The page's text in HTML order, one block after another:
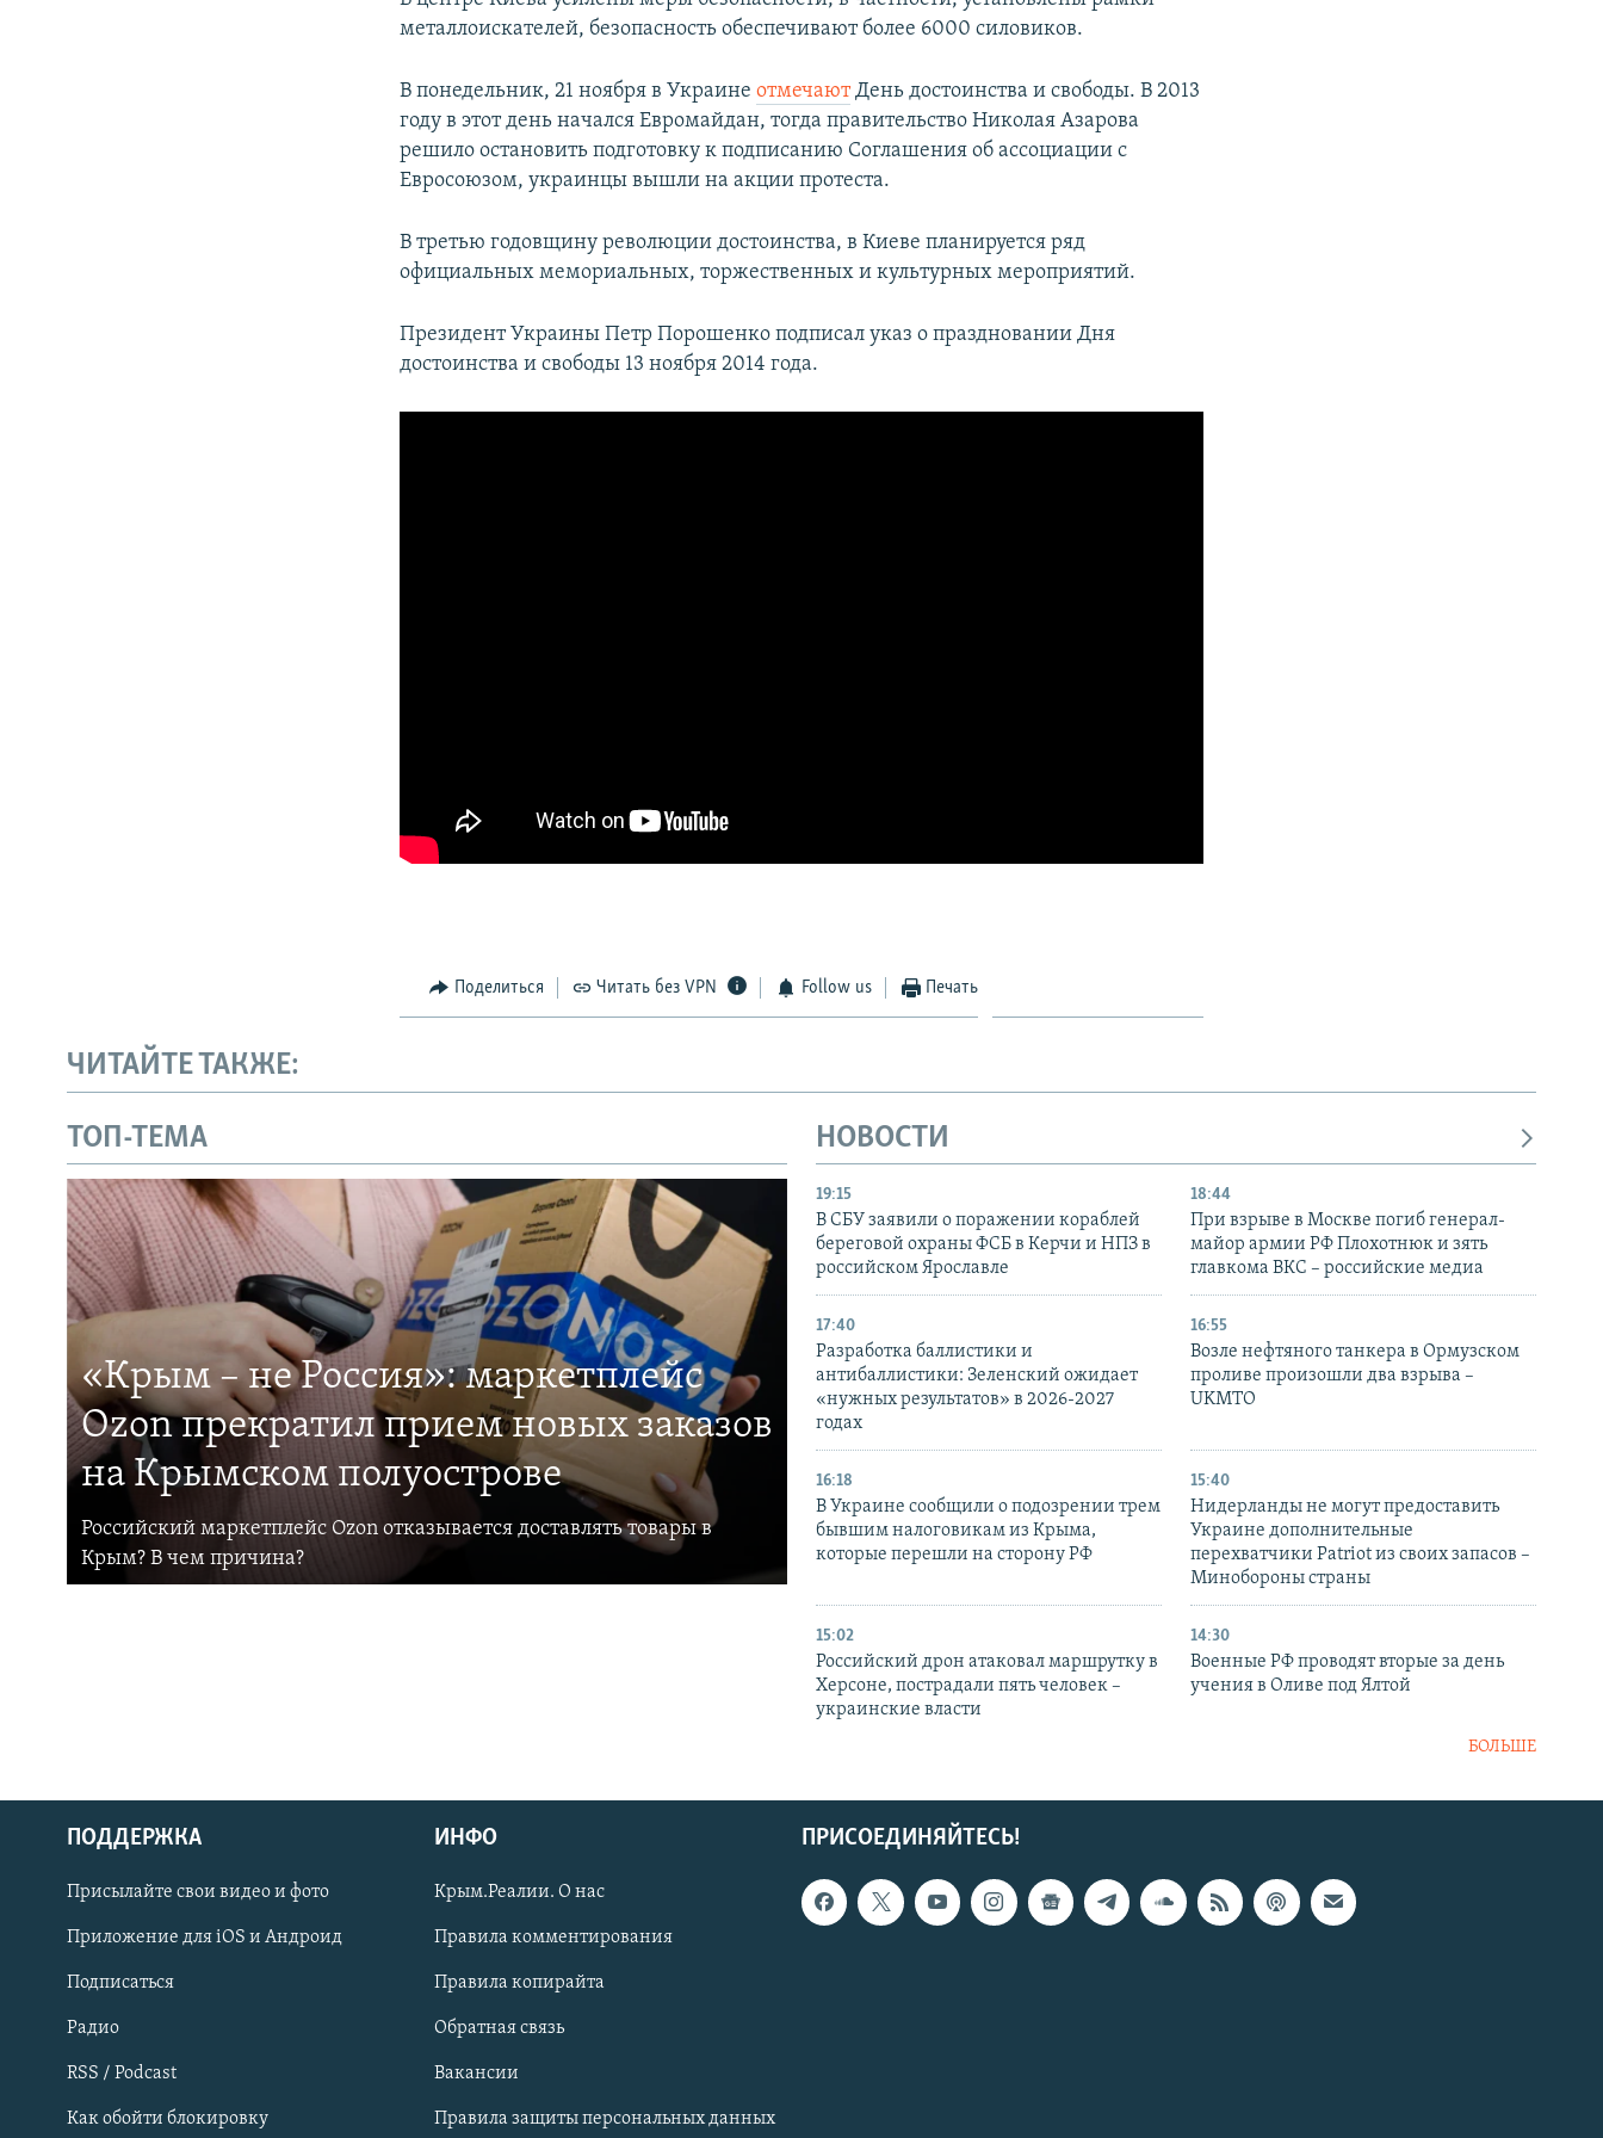
Українською
Qırımtatar
ПРИСОЕДИНЯЙТЕСЬ!
металлоискателей, безопасность обеспечивают более 6000 силовиков.
В понедельник, 21 ноября в УкраинеотмечаютДень достоинства и свободы. В 2013
году в этот день начался Евромайдан, тогда правительство Николая Азарова
решило остановить подготовку к подписанию Соглашения об ассоциации с
Евросоюзом, украинцы вышли на акции протеста.
В третью годовщину революции достоинства, в Киеве планируется ряд
официальных мемориальных, торжественных и культурных мероприятий.
Президент Украины Петр Порошенко подписал указ о праздновании Дня
достоинства и свободы 13 ноября 2014 года.
Поделиться Читать без VPN Follow us Печать
ЧИТАЙТЕ ТАКЖЕ:
ТОП-ТЕМА
«Крым – не Россия»: маркетплейс
Ozon прекратил прием новых заказов
на Крымском полуострове
Российский маркетплейс Ozon отказывается доставлять товары в
Крым? В чем причина?
НОВОСТИ
19:15
В СБУ заявили о поражении кораблей
береговой охраны ФСБ в Керчи и НПЗ в
российском Ярославле
18:44
При взрыве в Москве погиб генерал-
майор армии РФ Плохотнюк и зять
главкома ВКС – российские медиа
17:40
Разработка баллистики и
антибаллистики: Зеленский ожидает
«нужных результатов» в 2026-2027
годах
16:55
Возле нефтяного танкера в Ормузском
проливе произошли два взрыва –
UKMTO
16:18
В Украине сообщили о подозрении трем
бывшим налоговикам из Крыма,
которые перешли на сторону РФ
15:40
Нидерланды не могут предоставить
Украине дополнительные
перехватчики Patriot из своих запасов –
Минобороны страны
15:02
Российский дрон атаковал маршрутку в
Херсоне, пострадали пять человек –
украинские власти
14:30
Военные РФ проводят вторые за день
учения в Оливе под Ялтой
БОЛЬШЕ
ПРИСОЕДИНЯЙТЕСЬ!
ПОДДЕРЖКА
Присылайте свои видео и фото
Приложение для iOS и Андроид
Подписаться
Радио
RSS / Podcast
Как обойти блокировку
ИНФО
Крым.Реалии. О нас
Правила комментирования
Правила копирайта
Обратная связь
Вакансии
Правила защиты персональных данных